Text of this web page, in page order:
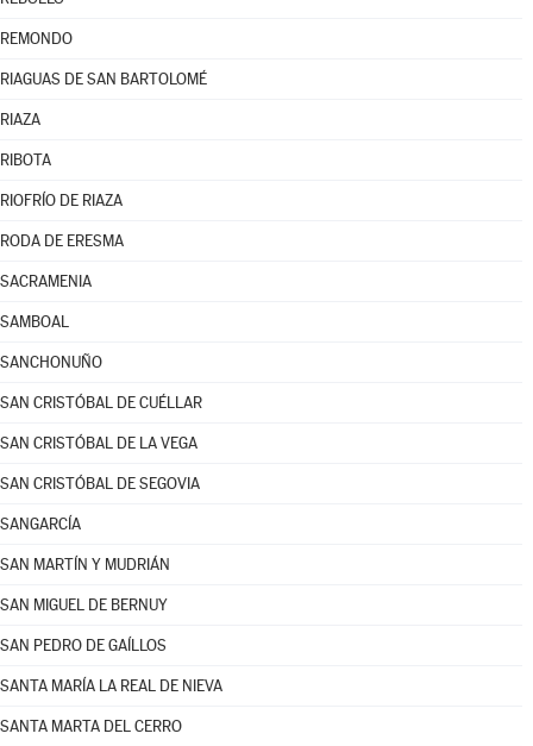
REMONDO
RIAGUAS DE SAN BARTOLOMÉ
RIAZA
RIBOTA
RIOFRÍO DE RIAZA
RODA DE ERESMA
SACRAMENIA
SAMBOAL
SANCHONUÑO
SAN CRISTÓBAL DE CUÉLLAR
SAN CRISTÓBAL DE LA VEGA
SAN CRISTÓBAL DE SEGOVIA
SANGARCÍA
SAN MARTÍN Y MUDRIÁN
SAN MIGUEL DE BERNUY
SAN PEDRO DE GAÍLLOS
SANTA MARÍA LA REAL DE NIEVA
SANTA MARTA DEL CERRO